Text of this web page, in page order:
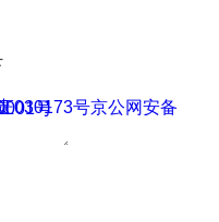
030173号
号